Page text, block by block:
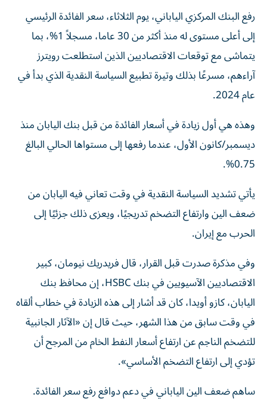
رفع البنك المركزي الياباني، يوم الثلاثاء، سعر الفائدة الرئيسي
إلى أعلى مستوى له منذ أكثر من 30 عاما، مسجلاً 1%، بما
يتماشى مع توقعات الاقتصاديين الذين استطلعت رويترز
آراءهم، مسرعًا بذلك وتيرة تطبيع السياسة النقدية الذي بدأ في
عام 2024.
وهذه هي أول زيادة في أسعار الفائدة من قبل بنك اليابان منذ
ديسمبر/كانون الأول، عندما رفعها إلى مستواها الحالي البالغ
0.75%.
يأتي تشديد السياسة النقدية في وقت تعاني فيه اليابان من
ضعف الين وارتفاع التضخم تدريجيًا، ويعزى ذلك جزئيًا إلى
الحرب مع إيران.
وفي مذكرة صدرت قبل القرار، قال فريدريك نيومان، كبير
الاقتصاديين الآسيويين في بنك HSBC، إن محافظ بنك
اليابان، كازو أويدا، كان قد أشار إلى هذه الزيادة في خطاب ألقاه
في وقت سابق من هذا الشهر، حيث قال إن «الآثار الجانبية
للتضخم الناجم عن ارتفاع أسعار النفط الخام من المرجح أن
تؤدي إلى ارتفاع التضخم الأساسي».
ساهم ضعف الين الياباني في دعم دوافع رفع سعر الفائدة.